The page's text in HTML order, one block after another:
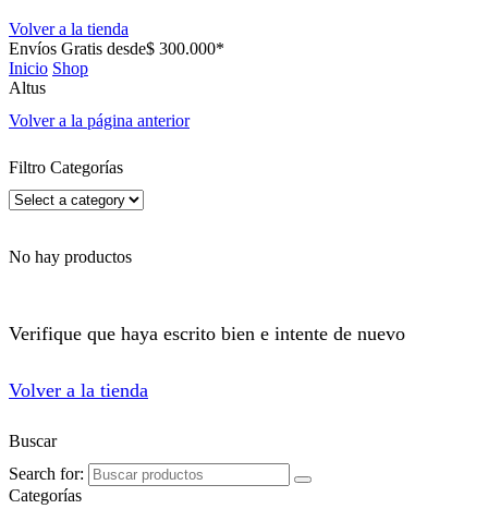
Volver a la tienda
Envíos Gratis desde$ 300.000*
Inicio Shop
Altus
Volver a la página anterior
Filtro Categorías
No hay productos
Verifique que haya escrito bien e intente de nuevo
Volver a la tienda
Buscar
Search for:
Categorías